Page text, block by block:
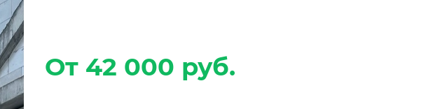
От 42 000 руб.